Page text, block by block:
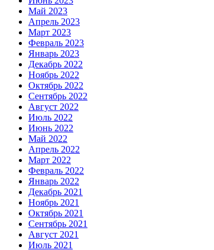
Май 2023
Апрель 2023
Март 2023
Февраль 2023
Январь 2023
Декабрь 2022
Ноябрь 2022
Октябрь 2022
Сентябрь 2022
Август 2022
Июль 2022
Июнь 2022
Май 2022
Апрель 2022
Март 2022
Февраль 2022
Январь 2022
Декабрь 2021
Ноябрь 2021
Октябрь 2021
Сентябрь 2021
Август 2021
Июль 2021